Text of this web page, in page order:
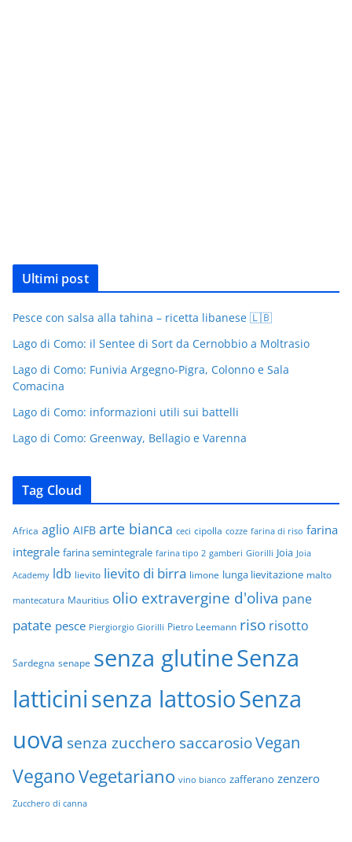
Ultimi post
Pesce con salsa alla tahina – ricetta libanese 🇱🇧
Lago di Como: il Sentee di Sort da Cernobbio a Moltrasio
Lago di Como: Funivia Argegno-Pigra, Colonno e Sala
Comacina
Lago di Como: informazioni utili sui battelli
Lago di Como: Greenway, Bellagio e Varenna
Tag Cloud
Africa aglio AIFB arte bianca ceci cipolla cozze farina di riso farina
integrale farina semintegrale farina tipo 2 gamberi Giorilli Joia Joia
Academy ldb lievito lievito di birra limone lunga lievitazione malto
mantecatura Mauritius olio extravergine d'oliva pane
patate pesce Piergiorgio Giorilli Pietro Leemann riso risotto
Sardegna senape senza glutineSenza
latticinisenza lattosioSenza
uova senza zucchero saccarosioVegan
VeganoVegetariano vino bianco zafferano zenzero
Zucchero di canna